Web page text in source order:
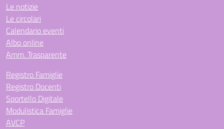
Le notizie
Le circolari
Calendario eventi
Albo online
Amm. Trasparente
Registro Famiglie
Registro Docenti
Sportello Digitale
Modulistica Famiglie
AVCP